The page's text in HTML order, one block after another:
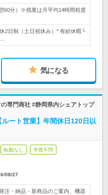
60分）※残業は月平均14時間程度
2日制（土日祝休み）* 有給休暇└
気になる
専門商社 #静岡県内シェアトップ
ート営業】年間休日120日以
転勤なし 学歴不問
08/27
注・納品・新商品のご案内、機器